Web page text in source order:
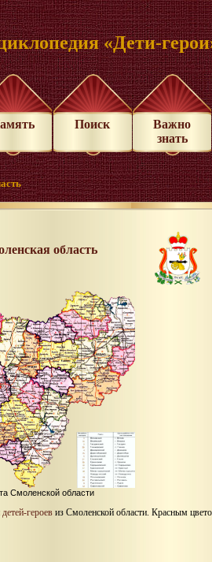
«Дети-
Поиск
Важно
знать
область
Смоленской области
детей-героев из Смоленской области. Красным